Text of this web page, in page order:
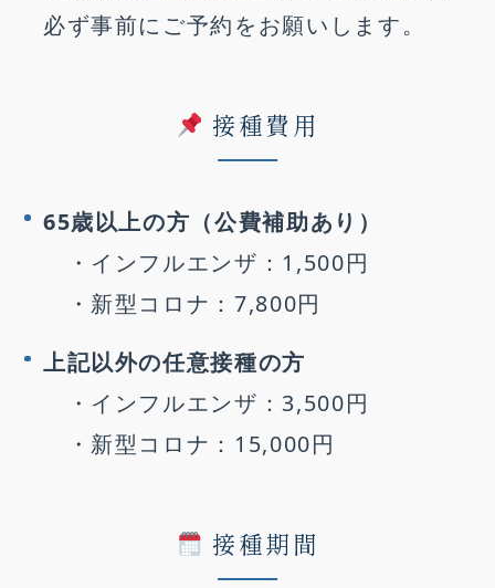
必ず事前にご予約をお願いします。
接種費用
65歳以上の方（公費補助あり）
・インフルエンザ：1,500円
・新型コロナ：7,800円
上記以外の任意接種の方
・インフルエンザ：3,500円
・新型コロナ：15,000円
接種期間